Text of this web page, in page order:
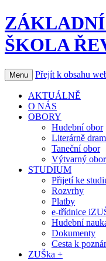
ŠKOLA
Menu Přejít k obsahu
AKTUÁLNĚ
O NÁS
OBORY
Hudební obor
Literárně
Taneční obor
Výtvarný obor
STUDIUM
Přijetí ke
Rozvrhy
Platby
e-třídnice
Hudební
Dokumenty
Cesta k
ZUŠka +